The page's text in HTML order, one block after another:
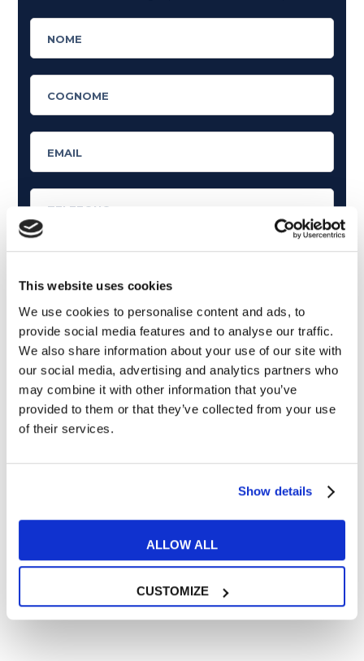
This website uses cookies
We use cookies to personalise content and ads, to
provide social media features and to analyse our traffic.
We also share information about your use of our site with
our social media, advertising and analytics partners who
may combine it with other information that you’ve
provided to them or that they’ve collected from your use
of their services.
Show details
ALLOW ALL
CUSTOMIZE
Cosa ti piace leggere?
Articoli dedicati alla grammatica inglese
Articoli dedicati a inglese nel mondo del lavoro
Articoli con tips e new sulla lingua inglese
Articoli divertenti su film e musica
In quanto di età superiore ai 16 anni, dichiaro di acconsentire
all’informativa privacy.
Desidero ricevere comunicazioni commerciali e promozionali
** le sedi contrassegnate con * offrono sempre solo corsi online